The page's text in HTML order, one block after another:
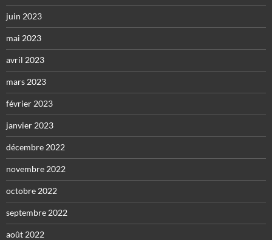
juin 2023
mai 2023
avril 2023
mars 2023
février 2023
janvier 2023
décembre 2022
novembre 2022
octobre 2022
septembre 2022
août 2022